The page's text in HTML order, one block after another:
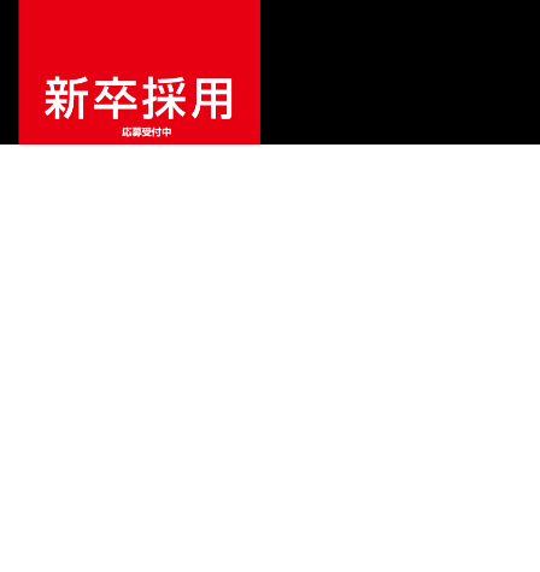
販売価格¥90,000（税込）